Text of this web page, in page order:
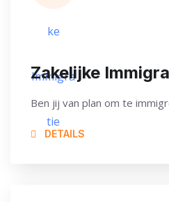
Zakelijke
Ben jij van plan om te
DETAILS